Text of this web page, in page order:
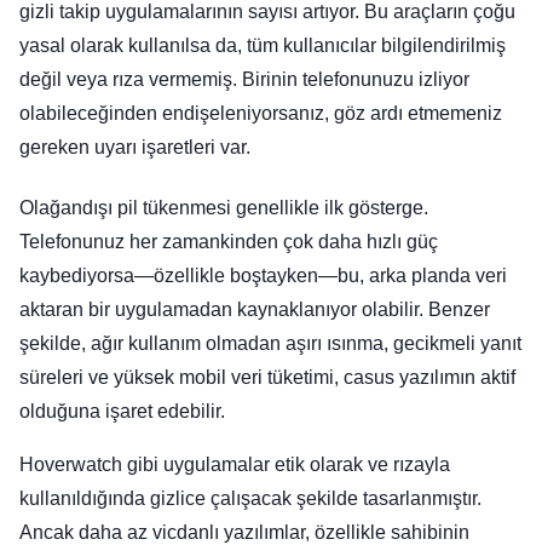
gizli takip uygulamalarının sayısı artıyor. Bu araçların çoğu
yasal olarak kullanılsa da, tüm kullanıcılar bilgilendirilmiş
değil veya rıza vermemiş. Birinin telefonunuzu izliyor
olabileceğinden endişeleniyorsanız, göz ardı etmemeniz
gereken uyarı işaretleri var.
Olağandışı pil tükenmesi genellikle ilk gösterge.
Telefonunuz her zamankinden çok daha hızlı güç
kaybediyorsa—özellikle boştayken—bu, arka planda veri
aktaran bir uygulamadan kaynaklanıyor olabilir. Benzer
şekilde, ağır kullanım olmadan aşırı ısınma, gecikmeli yanıt
süreleri ve yüksek mobil veri tüketimi, casus yazılımın aktif
olduğuna işaret edebilir.
Hoverwatch gibi uygulamalar etik olarak ve rızayla
kullanıldığında gizlice çalışacak şekilde tasarlanmıştır.
Ancak daha az vicdanlı yazılımlar, özellikle sahibinin